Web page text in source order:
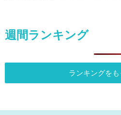
週間ランキング
ランキングをも